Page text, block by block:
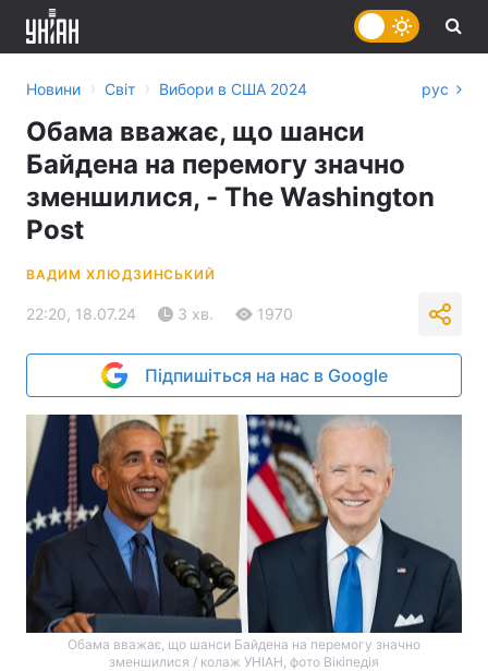
Новини › Світ › Вибори в США 2024 рус
Обама вважає, що шанси
Байдена на перемогу значно
зменшилися, - The Washington
Post
ВАДИМ ХЛЮДЗИНСЬКИЙ
22:20, 18.07.24 3 хв. 1970
Підпишіться на нас в Google
Обама вважає, що шанси Байдена на перемогу значно
зменшилися / колаж УНІАН, фото Вікіпедія